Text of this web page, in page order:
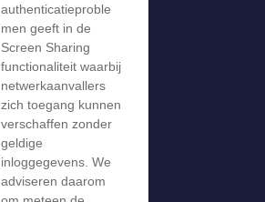
authenticatieproble
men geeft in de
Screen Sharing
functionaliteit waarbij
netwerkaanvallers
zich toegang kunnen
verschaffen zonder
geldige
inloggegevens. We
adviseren daarom